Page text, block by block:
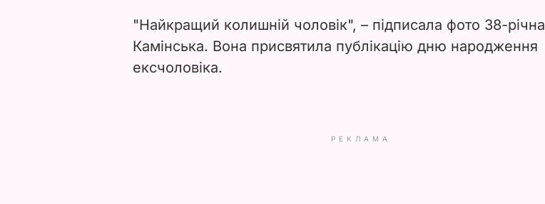
i
o
"Найкращий колишній чоловік", – підписала фото 38-річна
Камінська. Вона присвятила публікацію дню народження
ексчоловіка.
РЕКЛАМА